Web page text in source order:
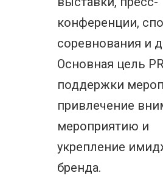
конференции,
соревнования и
Основная цель
поддержки
привлечение
мероприятию и
укрепление
бренда.